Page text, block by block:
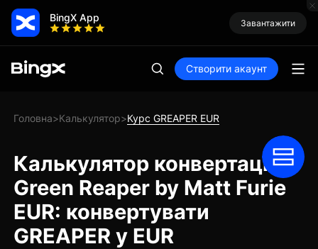
BingX App Завантажити
Створити акаунт
Головна>Калькулятор>Курс GREAPER EUR
Калькулятор конвертації
Green Reaper by Matt Furie
EUR: конвертувати
GREAPER у EUR